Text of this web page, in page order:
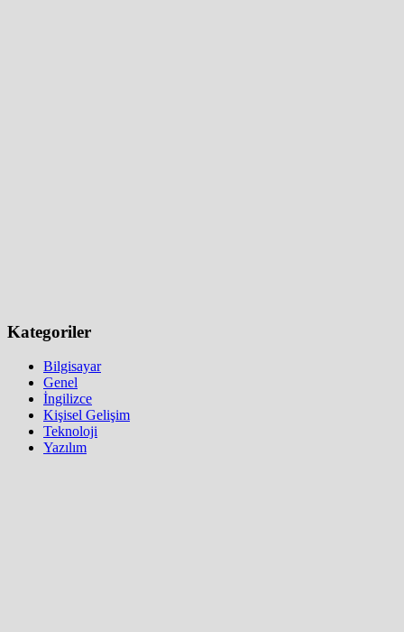
Kategoriler
Bilgisayar
Genel
İngilizce
Kişisel Gelişim
Teknoloji
Yazılım